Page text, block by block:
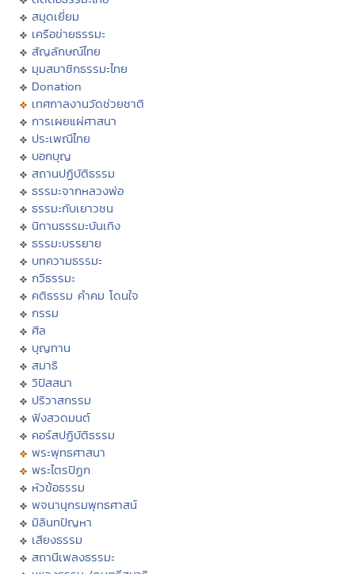
สมุดเยี่ยม
เครือข่ายธรรมะ
สัญลักษณ์ไทย
มุมสมาชิกธรรมะไทย
Donation
เทศกาลงานวัดช่วยชาติ
การเผยแผ่ศาสนา
ประเพณีไทย
บอกบุญ
สถานปฏิบัติธรรม
ธรรมะจากหลวงพ่อ
ธรรมะกับเยาวชน
นิทานธรรมะบันเทิง
ธรรมะบรรยาย
บทความธรรมะ
กวีธรรมะ
คติธรรม คำคม โดนใจ
กรรม
ศีล
บุญทาน
สมาธิ
วิปัสสนา
ปริวาสกรรม
ฟังสวดมนต์
คอร์สปฏิบัติธรรม
พระพุทธศาสนา
พระไตรปิฏก
หัวข้อธรรม
พจนานุกรมพุทธศาสน์
มิลินทปัญหา
เสียงธรรม
สถานีเพลงธรรมะ